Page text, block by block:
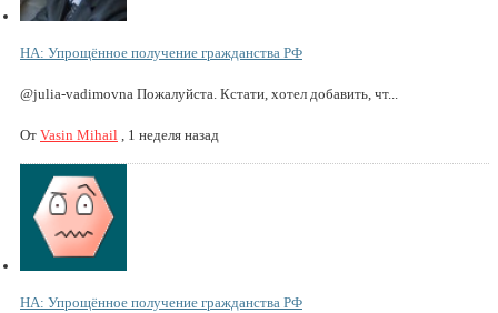
НА: Упрощённое получение гражданства РФ
@julia-vadimovna Пожалуйста. Кстати, хотел добавить, чт...
От Vasin Mihail , 1 неделя назад
НА: Упрощённое получение гражданства РФ